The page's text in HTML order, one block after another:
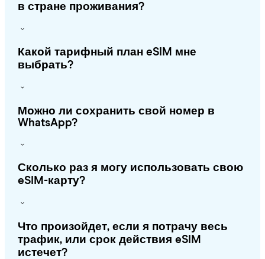
в стране проживания?
Какой тарифный план eSIM мне
выбрать?
Можно ли сохранить свой номер в
WhatsApp?
Сколько раз я могу использовать свою
eSIM-карту?
Что произойдет, если я потрачу весь
трафик, или срок действия eSIM
истечет?